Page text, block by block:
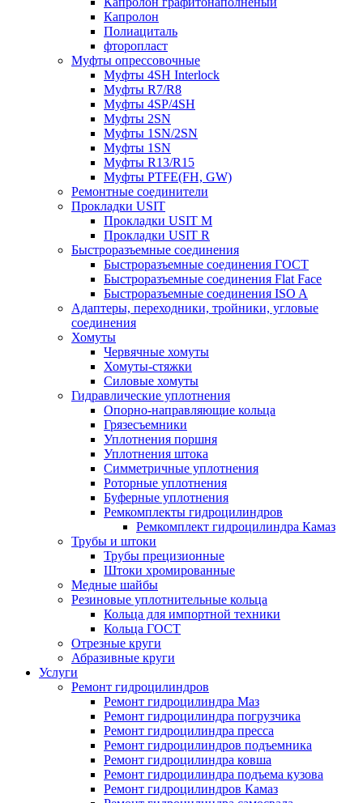
Капролон
Полиациталь
фторопласт
Муфты опрессовочные
Муфты 4SH Interlock
Муфты R7/R8
Муфты 4SP/4SH
Муфты 2SN
Муфты 1SN/2SN
Муфты 1SN
Муфты R13/R15
Муфты PTFE(FH, GW)
Ремонтные соединители
Прокладки USIT
Прокладки USIT M
Прокладки USIT R
Быстроразъемные соединения
Быстроразъемные соединения ГОСТ
Быстроразъемные соединения Flat Face
Быстроразъемные соединения ISO A
Адаптеры, переходники, тройники, угловые
соединения
Хомуты
Червячные хомуты
Хомуты-стяжки
Силовые хомуты
Гидравлические уплотнения
Опорно-направляющие кольца
Грязесъемники
Уплотнения поршня
Уплотнения штока
Симметричные уплотнения
Роторные уплотнения
Буферные уплотнения
Ремкомплекты гидроцилиндров
Ремкомплект гидроцилиндра Камаз
Трубы и штоки
Трубы прецизионные
Штоки хромированные
Медные шайбы
Резиновые уплотнительные кольца
Кольца для импортной техники
Кольца ГОСТ
Отрезные круги
Абразивные круги
Услуги
Ремонт гидроцилиндров
Ремонт гидроцилиндра Маз
Ремонт гидроцилиндра погрузчика
Ремонт гидроцилиндра пресса
Ремонт гидроцилиндров подъемника
Ремонт гидроцилиндра ковша
Ремонт гидроцилиндра подъема кузова
Ремонт гидроцилиндров Камаз